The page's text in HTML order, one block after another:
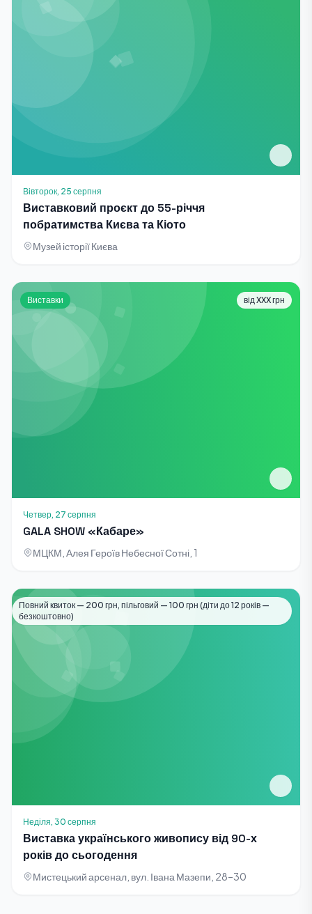
Вівторок, 25 серпня
Виставковий проєкт до 55-річчя
побратимства Києва та Кіото
Музей історії Києва
Виставки від XXX грн
Четвер, 27 серпня
GALA SHOW «Кабаре»
МЦКМ, Алея Героїв Небесної Сотні, 1
Виставки
Повний квиток — 200 грн, пільговий — 100 грн (діти до 12 років —
безкоштовно)
Неділя, 30 серпня
Виставка українського живопису від 90-х
років до сьогодення
Мистецький арсенал, вул. Івана Мазепи, 28–30